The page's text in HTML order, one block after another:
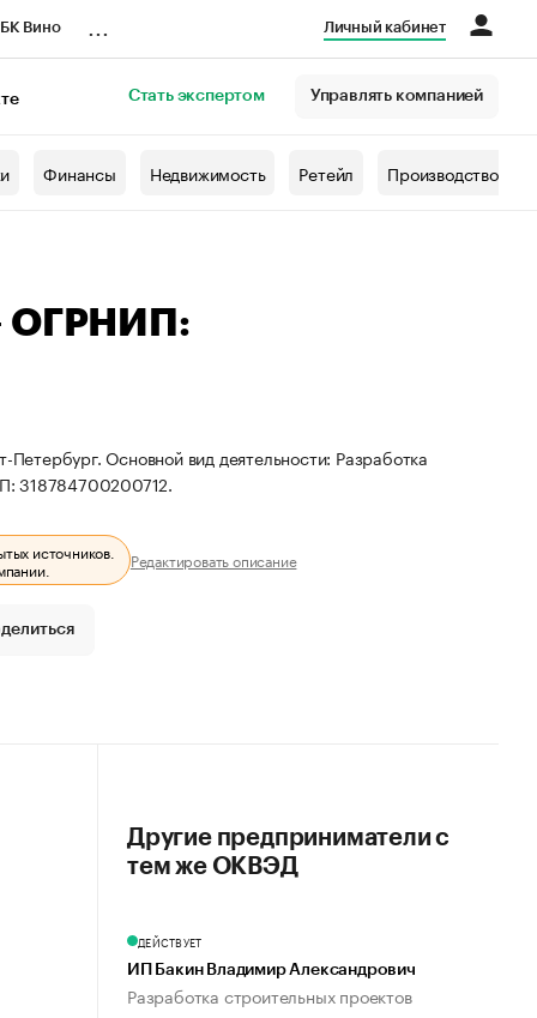
Вино Личный кабинет
Стать экспертом Управлять компанией
Финансы Недвижимость Ретейл Производство
ОГРНИП:
Основной вид деятельности: Разработка
318784700200712.
источников.
Редактировать описание
Другие предприниматели с
тем же ОКВЭД
ДЕЙСТВУЕТ
ИП Бакин Владимир Александрович
Разработка строительных проектов